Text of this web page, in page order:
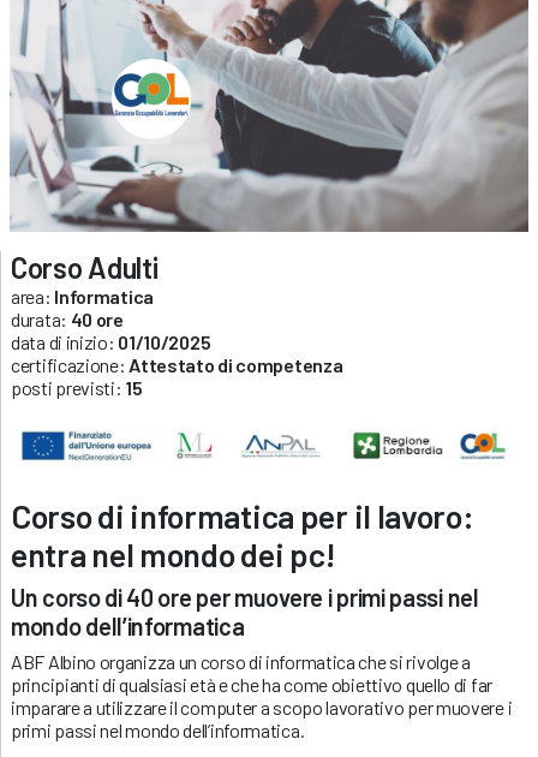
Corso Adulti
area: Informatica
durata: 40 ore
data di inizio: 01/10/2025
certificazione: Attestato di competenza
posti previsti: 15
Corso di informatica per il lavoro:
entra nel mondo dei pc!
Un corso di 40 ore per muovere i primi passi nel
mondo dell’informatica
ABF Albino organizza un corso di informatica che si rivolge a
principianti di qualsiasi età e che ha come obiettivo quello di far
imparare a utilizzare il computer a scopo lavorativo per muovere i
primi passi nel mondo dell’informatica.